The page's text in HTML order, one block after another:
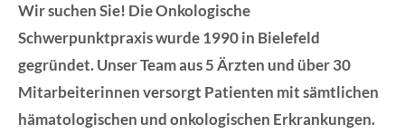
Lorem ipsum dolor sit amet:
24h/ 365days
Wir suchen Sie! Die Onkologische
Schwerpunktpraxis wurde 1990 in Bielefeld
gegründet. Unser Team aus 5 Ärzten und über 30
Mitarbeiterinnen versorgt Patienten mit sämtlichen
hämatologischen und onkologischen Erkrankungen.